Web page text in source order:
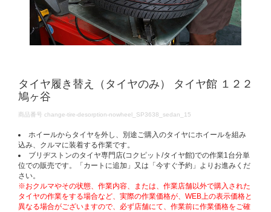
タイヤ履き替え（タイヤのみ） タイヤ館 １２２
鳩ヶ谷
DETAILS
商品番号 change-tire-desorption-nowheel_SP3638_sedan_15
ホイールからタイヤを外し、別途ご購入のタイヤにホイールを組み
込み、クルマに装着する作業です。
ブリヂストンのタイヤ専門店(コクピット/タイヤ館)での作業1台分単
位での販売です。「カートに追加」又は「今すぐ予約」よりお進みくだ
さい。
※おクルマやその状態、作業内容、または、作業店舗以外で購入された
タイヤの作業をする場合など、実際の作業価格が、WEB上の表示価格と
異なる場合がございますので、必ず店舗にて、作業前に作業価格をご確